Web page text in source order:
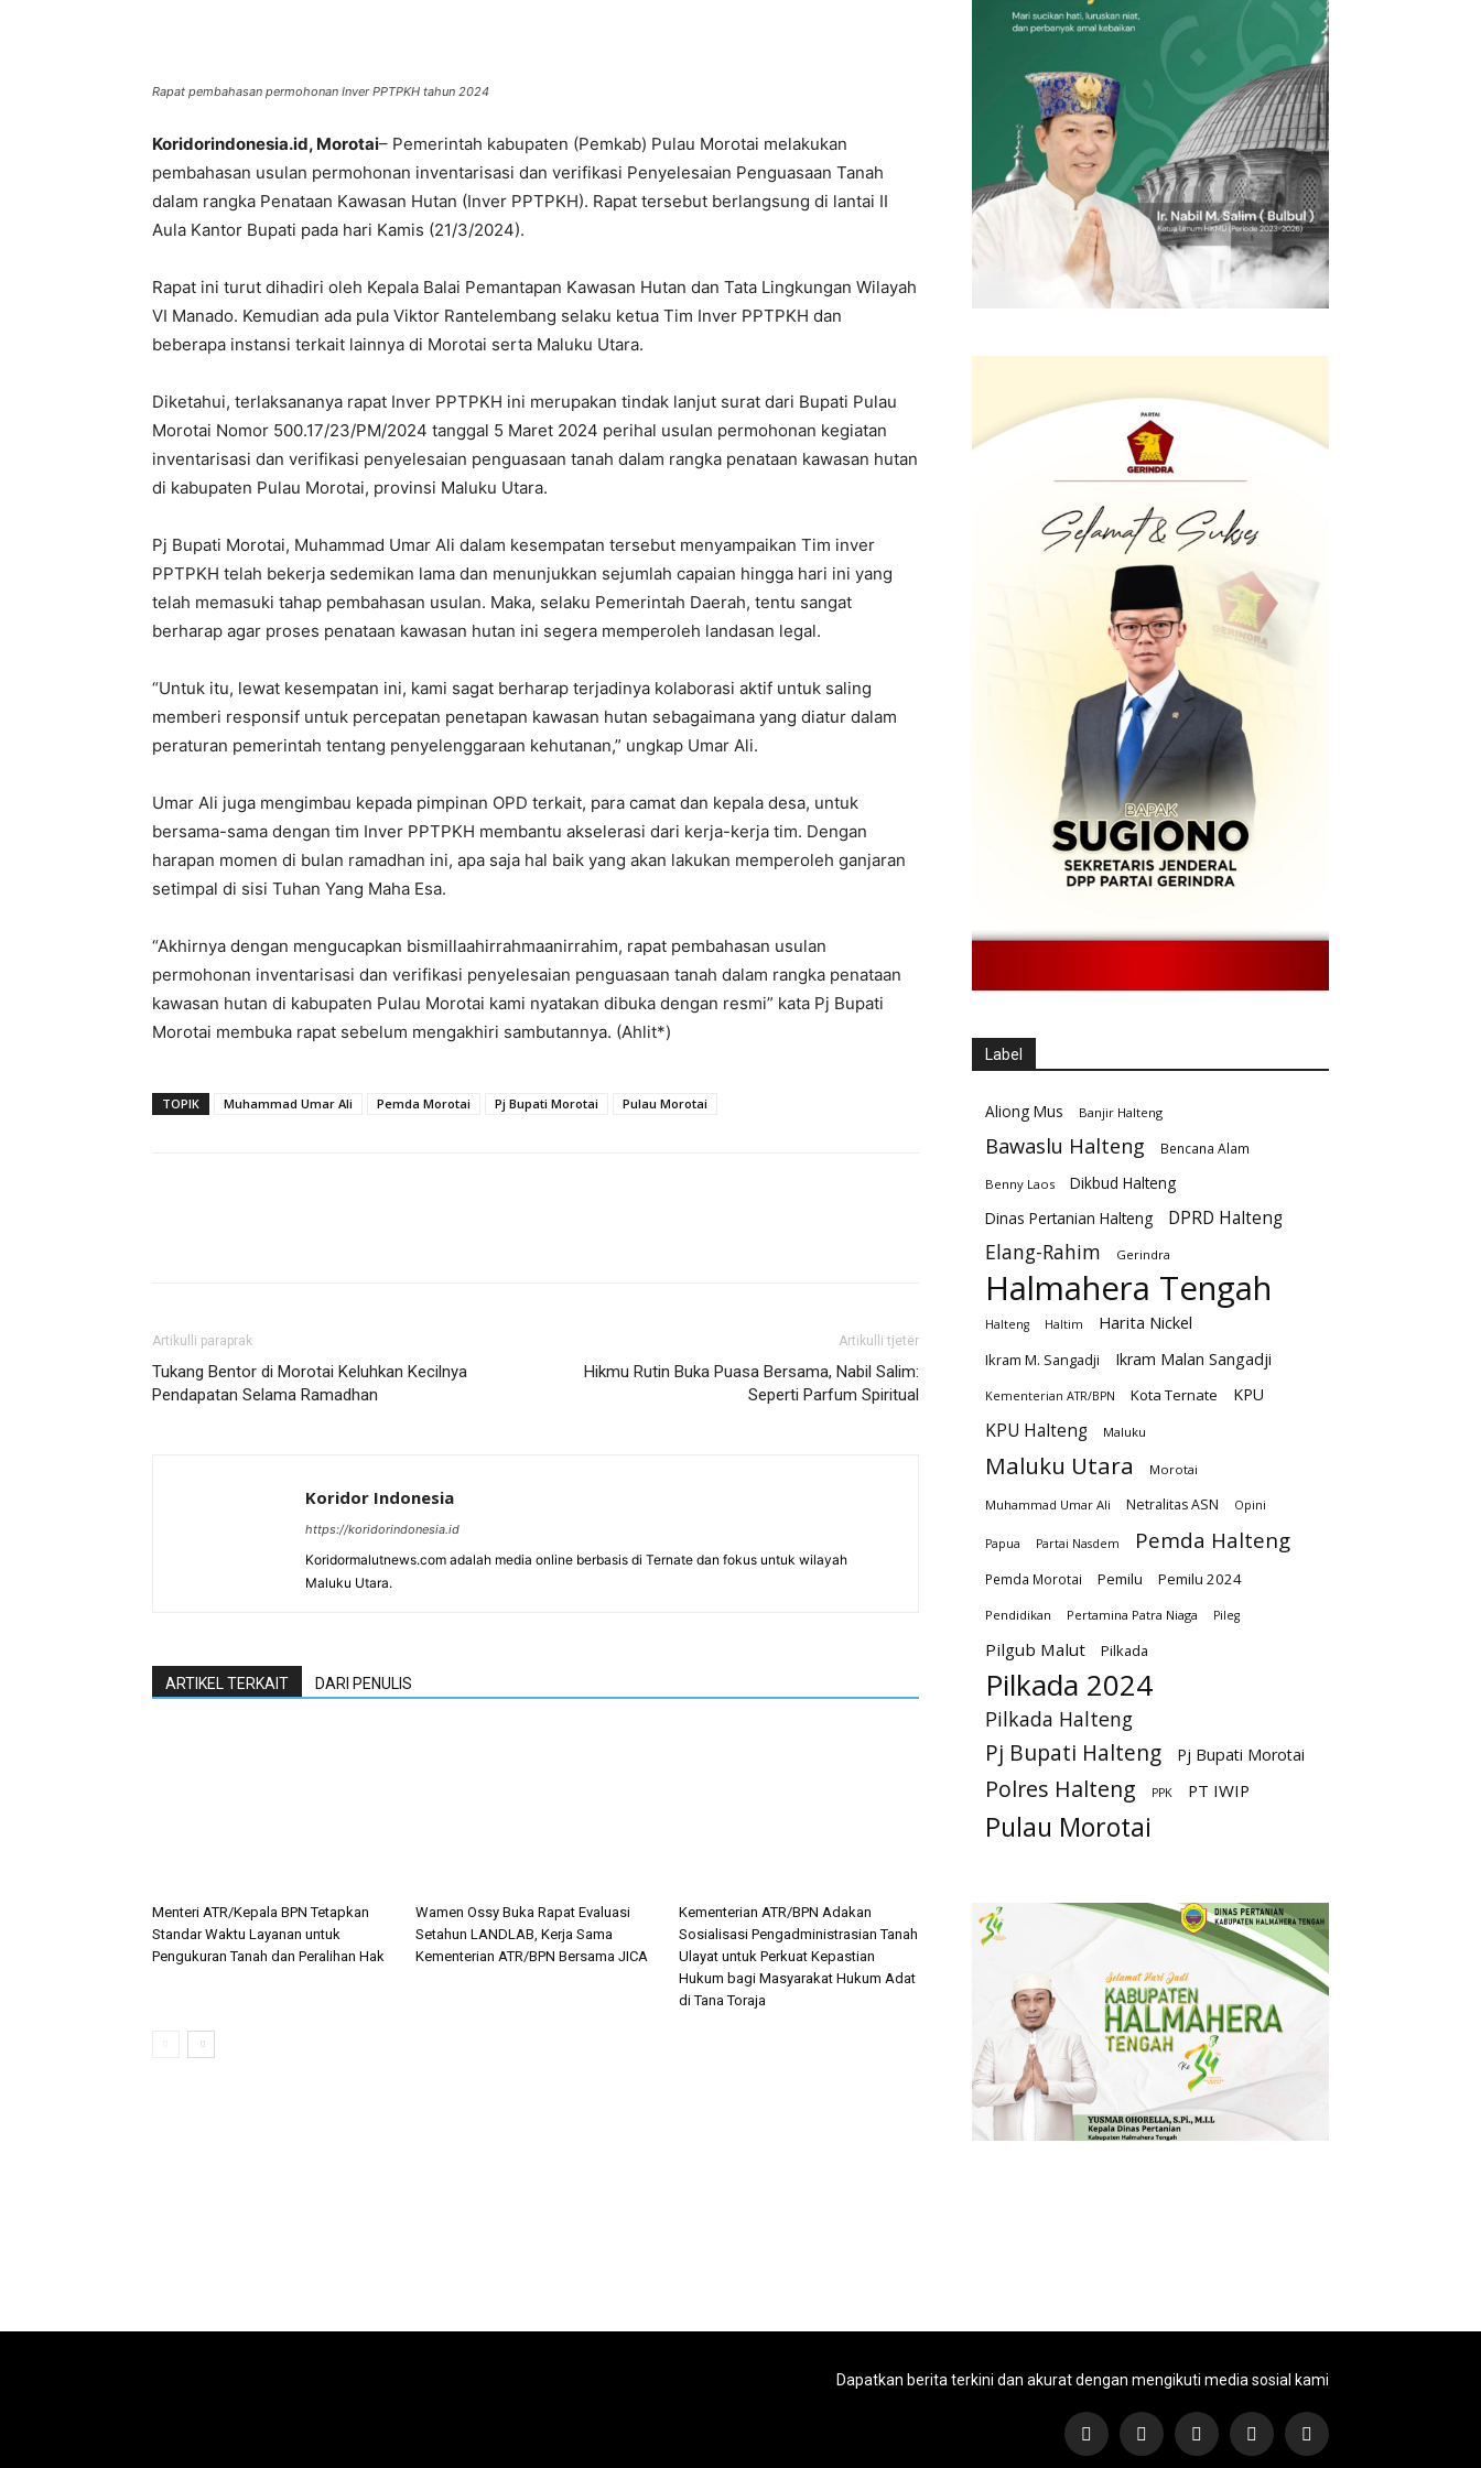
Rapat pembahasan permohonan Inver PPTPKH tahun 2024
Koridorindonesia.id, Morotai– Pemerintah kabupaten (Pemkab) Pulau Morotai melakukan
pembahasan usulan permohonan inventarisasi dan verifikasi Penyelesaian Penguasaan Tanah
dalam rangka Penataan Kawasan Hutan (Inver PPTPKH). Rapat tersebut berlangsung di lantai II
Aula Kantor Bupati pada hari Kamis (21/3/2024).
Rapat ini turut dihadiri oleh Kepala Balai Pemantapan Kawasan Hutan dan Tata Lingkungan Wilayah
VI Manado. Kemudian ada pula Viktor Rantelembang selaku ketua Tim Inver PPTPKH dan
beberapa instansi terkait lainnya di Morotai serta Maluku Utara.
Diketahui, terlaksananya rapat Inver PPTPKH ini merupakan tindak lanjut surat dari Bupati Pulau
Morotai Nomor 500.17/23/PM/2024 tanggal 5 Maret 2024 perihal usulan permohonan kegiatan
inventarisasi dan verifikasi penyelesaian penguasaan tanah dalam rangka penataan kawasan hutan
di kabupaten Pulau Morotai, provinsi Maluku Utara.
Pj Bupati Morotai, Muhammad Umar Ali dalam kesempatan tersebut menyampaikan Tim inver
PPTPKH telah bekerja sedemikan lama dan menunjukkan sejumlah capaian hingga hari ini yang
telah memasuki tahap pembahasan usulan. Maka, selaku Pemerintah Daerah, tentu sangat
berharap agar proses penataan kawasan hutan ini segera memperoleh landasan legal.
“Untuk itu, lewat kesempatan ini, kami sagat berharap terjadinya kolaborasi aktif untuk saling
memberi responsif untuk percepatan penetapan kawasan hutan sebagaimana yang diatur dalam
peraturan pemerintah tentang penyelenggaraan kehutanan,” ungkap Umar Ali.
Umar Ali juga mengimbau kepada pimpinan OPD terkait, para camat dan kepala desa, untuk
bersama-sama dengan tim Inver PPTPKH membantu akselerasi dari kerja-kerja tim. Dengan
harapan momen di bulan ramadhan ini, apa saja hal baik yang akan lakukan memperoleh ganjaran
setimpal di sisi Tuhan Yang Maha Esa.
“Akhirnya dengan mengucapkan bismillaahirrahmaanirrahim, rapat pembahasan usulan
permohonan inventarisasi dan verifikasi penyelesaian penguasaan tanah dalam rangka penataan
kawasan hutan di kabupaten Pulau Morotai kami nyatakan dibuka dengan resmi” kata Pj Bupati
Morotai membuka rapat sebelum mengakhiri sambutannya. (Ahlit*)
TOPIK Muhammad Umar Ali Pemda Morotai Pj Bupati Morotai Pulau Morotai
Artikulli paraprak
Tukang Bentor di Morotai Keluhkan Kecilnya
Pendapatan Selama Ramadhan
Artikulli tjetër
Hikmu Rutin Buka Puasa Bersama, Nabil Salim:
Seperti Parfum Spiritual
Koridor Indonesia
https://koridorindonesia.id
Koridormalutnews.com adalah media online berbasis di Ternate dan fokus untuk wilayah
Maluku Utara.
ARTIKEL TERKAIT DARI PENULIS
Menteri ATR/Kepala BPN Tetapkan
Standar Waktu Layanan untuk
Pengukuran Tanah dan Peralihan Hak
Wamen Ossy Buka Rapat Evaluasi
Setahun LANDLAB, Kerja Sama
Kementerian ATR/BPN Bersama JICA
Kementerian ATR/BPN Adakan
Sosialisasi Pengadministrasian Tanah
Ulayat untuk Perkuat Kepastian
Hukum bagi Masyarakat Hukum Adat
di Tana Toraja
Label
Aliong Mus Banjir Halteng
Bawaslu Halteng Bencana Alam
Benny Laos
Dikbud Halteng
Dinas Pertanian Halteng
DPRD Halteng
Elang-Rahim Gerindra
Halmahera Tengah
Halteng Haltim Harita Nickel
Ikram M. Sangadji Ikram Malan Sangadji
Kementerian ATR/BPN Kota Ternate KPU
KPU Halteng Maluku
Maluku Utara Morotai
Muhammad Umar Ali Netralitas ASN Opini
Papua Partai Nasdem Pemda Halteng
Pemda Morotai Pemilu Pemilu 2024
Pendidikan Pertamina Patra Niaga Pileg
Pilgub Malut Pilkada
Pilkada 2024
Pilkada Halteng
Pj Bupati Halteng Pj Bupati Morotai
Polres Halteng PPK PT IWIP
Pulau Morotai
Dapatkan berita terkini dan akurat dengan mengikuti media sosial kami